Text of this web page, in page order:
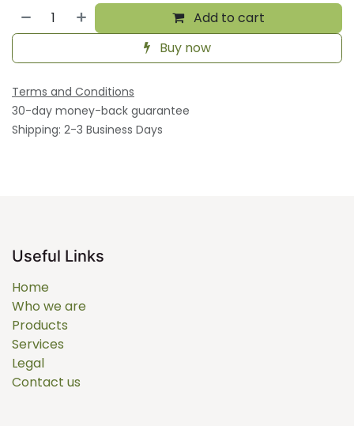
Add to cart
Buy now
Terms and Conditions
30-day money-back guarantee
Shipping: 2-3 Business Days
Useful Links
Home
Who we are
Products
Services
Legal
Contact us